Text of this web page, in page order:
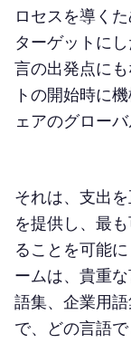
ロセスを導く
ターゲットに
言の出発点に
トの開始時に
ェアのグロー
それは、支出
を提供し、最
ることを可能
ームは、貴重
語集、企業用語
で、どの言語